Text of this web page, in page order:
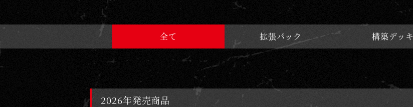
全て 拡張パック 構築デッキ
2026年発売商品